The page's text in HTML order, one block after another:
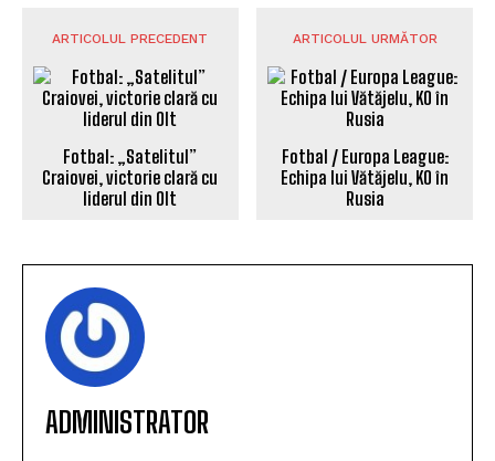
ARTICOLUL PRECEDENT
Fotbal: „Satelitul”
Craiovei, victorie clară cu
liderul din Olt
ARTICOLUL URMĂTOR
Fotbal / Europa League:
Echipa lui Vătăjelu, KO în
Rusia
ADMINISTRATOR